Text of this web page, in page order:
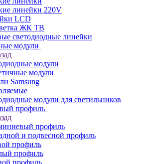
линейки 220V
LCD
ЖК ТВ
светодиодные линейки
модули
модули
модули
Samsung
модули для светильников
профиль
профиль
и подвесной профиль
профиль
профиль
профиль